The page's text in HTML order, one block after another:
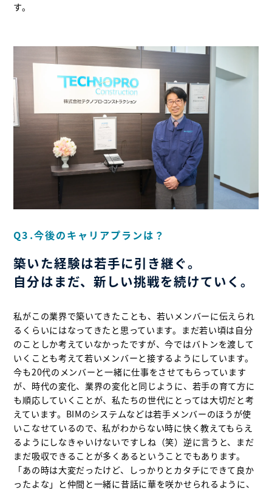
す。
Q3.今後のキャリアプランは？
築いた経験は若手に引き継ぐ。
自分はまだ、新しい挑戦を続けていく。
私がこの業界で築いてきたことも、若いメンバーに伝えられ
るくらいにはなってきたと思っています。まだ若い頃は自分
のことしか考えていなかったですが、今ではバトンを渡して
いくことも考えて若いメンバーと接するようにしています。
今も20代のメンバーと一緒に仕事をさせてもらっています
が、時代の変化、業界の変化と同じように、若手の育て方に
も順応していくことが、私たちの世代にとっては大切だと考
えています。BIMのシステムなどは若手メンバーのほうが使
いこなせているので、私がわからない時に快く教えてもらえ
るようにしなきゃいけないですしね（笑）逆に言うと、まだ
まだ吸収できることが多くあるということでもあります。
「あの時は大変だったけど、しっかりとカタチにできて良か
ったよな」と仲間と一緒に昔話に華を咲かせられるように、